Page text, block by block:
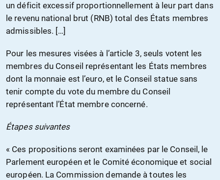
un déficit excessif proportionnellement à leur part dans
le revenu national brut (RNB) total des États membres
admissibles. […]
Pour les mesures visées à l’article 3, seuls votent les
membres du Conseil représentant les États membres
dont la monnaie est l’euro, et le Conseil statue sans
tenir compte du vote du membre du Conseil
représentant l’État membre concerné.
Étapes suivantes
« Ces propositions seront examinées par le Conseil, le
Parlement européen et le Comité économique et social
européen. La Commission demande à toutes les